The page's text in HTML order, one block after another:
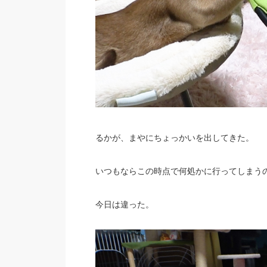
るかが、まやにちょっかいを出してきた。
いつもならこの時点で何処かに行ってしまう
今日は違った。